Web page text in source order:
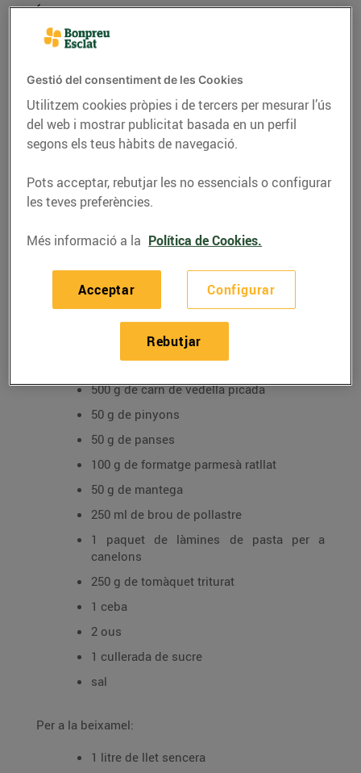
RECEPTES
Canelons de Sant
Esteve amb panses i
pinyons
21/de desembre/2015
500 g de carn de vedella picada
50 g de pinyons
50 g de panses
100 g de formatge parmesà ratllat
50 g de mantega
250 ml de brou de pollastre
1 paquet de làmines de pasta per a
canelons
250 g de tomàquet triturat
1 ceba
2 ous
1 cullerada de sucre
sal
Per a la beixamel:
1 litre de llet sencera
Gestió del consentiment de les Cookies
Utilitzem cookies pròpies i de tercers per mesurar l’ús
del web i mostrar publicitat basada en un perfil
segons els teus hàbits de navegació.
Pots acceptar, rebutjar les no essencials o configurar
les teves preferències.
Més informació a la Política de Cookies.
Configurar
Rebutjar
Acceptar